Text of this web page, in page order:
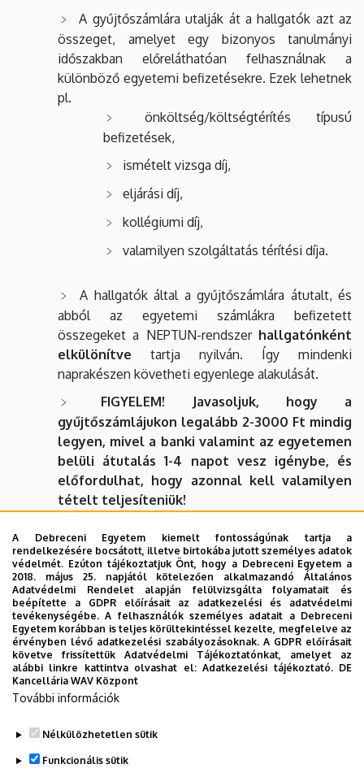
A gyűjtőszámlára utalják át a hallgatók azt az
összeget, ame­lyet egy bizonyos tanulmányi
időszakban előreláthatóan felhasználnak a
különböző egyetemi befizetésekre. Ezek lehetnek
pl.
önköltség/költségtérítés típusú
befizetések,
ismételt vizsga díj,
eljárási díj,
kollégiumi díj,
valamilyen szolgáltatás térítési díja.
A hallgatók által a gyűjtőszámlára átutalt, és
abból az egyetemi számlákra befizetett
összegeket a NEPTUN-rendszer hallgatónként
elkülönítve tartja nyilván. Így mindenki
naprakészen követheti egyenlege alakulását.
FIGYELEM! Javasoljuk, hogy a
gyűjtőszámlájukon legalább 2-3000 Ft mindig
legyen, mivel a ban­ki valamint az egyetemen
belüli átutalás 1-4 napot vesz igénybe, és
előfordulhat, hogy azonnal kell valamilyen
tételt teljesíteniük!
határideje:
őszi félév esetén október 31.
tavaszi félév esetén március 31.
A költségtérítés összegének kiírását a
Hallgatói Adminisztrációs Központ(továbbiakban
HAK) végzi.
Segítség a fizetési kötelezettségek teljesítéséhez
Legutóbbi frissítés: 2026. 03. 03. 08:21
A Debreceni Egyetem kiemelt fontosságúnak tartja a
rendelkezésére bocsátott, illetve birtokába jutott személyes adatok
védelmét. Ezúton tájékoztatjuk Önt, hogy a Debreceni Egyetem a
2018. május 25. napjától kötelezően alkalmazandó Általános
Adatvédelmi Rendelet alapján felülvizsgálta folyamatait és
beépítette a GDPR előírásait az adatkezelési és adatvédelmi
tevékenységébe. A felhasználók személyes adatait a Debreceni
Egyetem korábban is teljes körültekintéssel kezelte, megfelelve az
érvényben lévő adatkezelési szabályozásoknak. A GDPR előírásait
követve frissítettük Adatvédelmi Tájékoztatónkat, amelyet az
alábbi linkre kattintva olvashat el:Adatkezelési tájékoztató. DE
Kancellária WAV Központ
További információk
Nélkülözhetetlen sütik
Funkcionális sütik